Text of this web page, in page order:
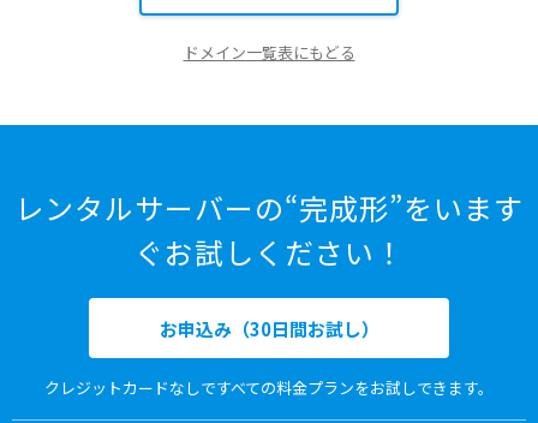
ドメイン一覧表にもどる
レンタルサーバーの“完成形”をいます
ぐお試しください！
お申込み（30日間お試し）
クレジットカードなしですべての料金プランをお試しできます。